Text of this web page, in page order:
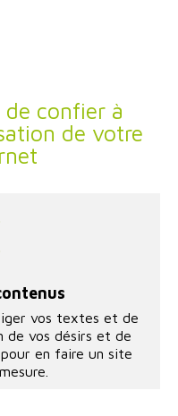
de confier à
de votre
vos textes et de
de vos désirs et de
en faire un site